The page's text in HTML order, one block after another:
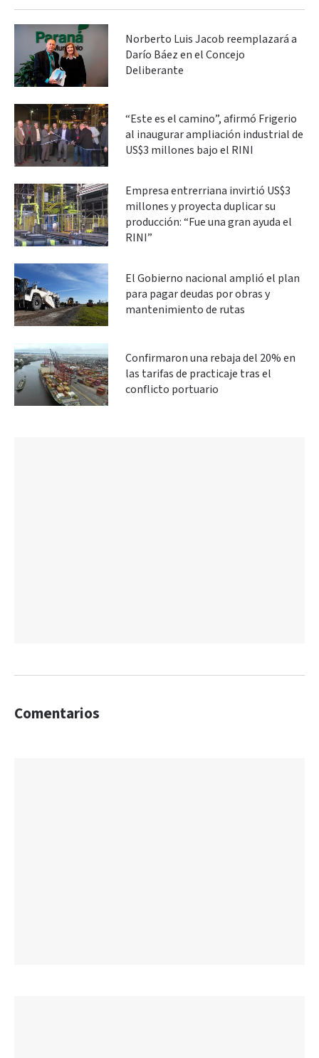
Norberto Luis Jacob reemplazará a
Darío Báez en el Concejo
Deliberante
“Este es el camino”, afirmó Frigerio
al inaugurar ampliación industrial de
US$3 millones bajo el RINI
Empresa entrerriana invirtió US$3
millones y proyecta duplicar su
producción: “Fue una gran ayuda el
RINI”
El Gobierno nacional amplió el plan
para pagar deudas por obras y
mantenimiento de rutas
Confirmaron una rebaja del 20% en
las tarifas de practicaje tras el
conflicto portuario
Comentarios